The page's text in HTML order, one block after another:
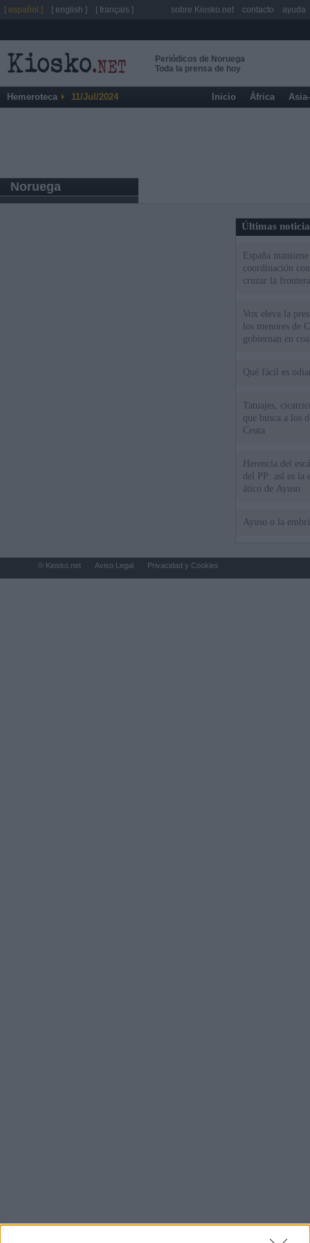
Periódicos de Noruega
Toda la prensa de hoy
Hemeroteca 11/Jul/2024 Inicio África
Noruega
Últimas
España
coordinación
cruzar la
Vox eleva la
los menores de
gobiernan en
Qué fácil es
Tatuajes,
que busca a los
Ceuta
Herencia del
del PP: así es la
ático de Ayuso
Ayuso o la
[ español ] [ english ] [ français ] sobre Kiosko.net contacto ayuda
© Kiosko.net Aviso Legal Privacidad y Cookies